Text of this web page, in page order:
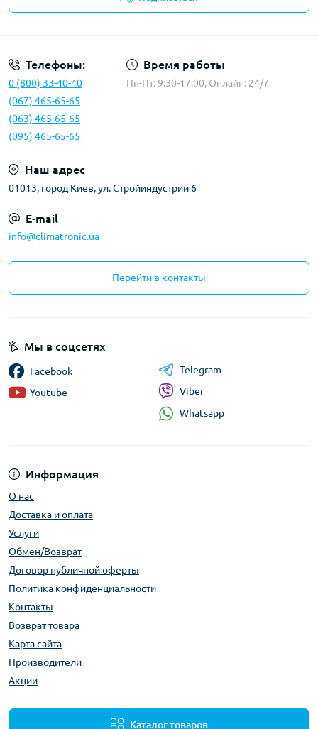
Телефоны:
0 (800) 33-40-40
(067) 465-65-65
(063) 465-65-65
(095) 465-65-65
Время работы
Пн-Пт: 9:30-17:00, Онлайн: 24/7
Наш адрес
01013, город Киев, ул. Стройиндустрии 6
E-mail
info@climatronic.ua
Перейти в контакты
Информация
О нас
Доставка и оплата
Услуги
Обмен/Возврат
Договор публичной оферты
Политика конфиденциальности
Контакты
Возврат товара
Карта сайта
Производители
Акции
Каталог товаров
Мы в соцсетях
Facebook
Youtube
Telegram
Viber
Whatsapp